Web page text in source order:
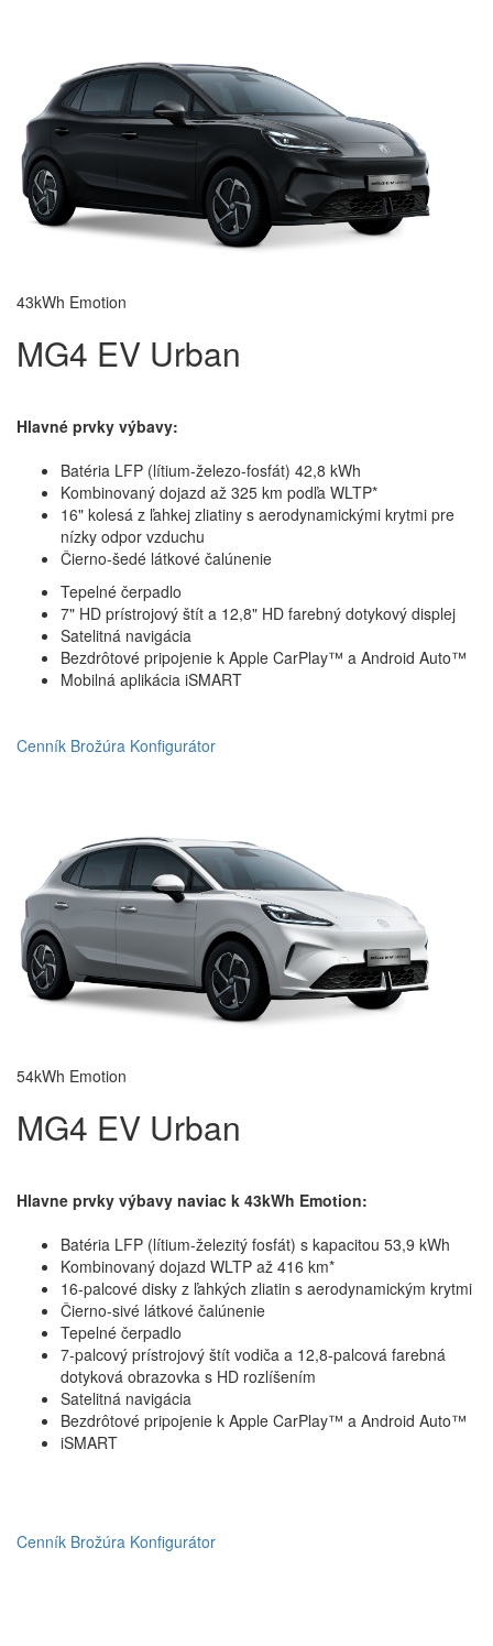
43kWh Emotion
MG4 EV Urban
Hlavné prvky výbavy:
Batéria LFP (lítium-železo-fosfát) 42,8 kWh
Kombinovaný dojazd až 325 km podľa WLTP*
16" kolesá z ľahkej zliatiny s aerodynamickými krytmi pre
nízky odpor vzduchu
Čierno-šedé látkové čalúnenie
Tepelné čerpadlo
7" HD prístrojový štít a 12,8" HD farebný dotykový displej
Satelitná navigácia
Bezdrôtové pripojenie k Apple CarPlay™ a Android Auto™
Mobilná aplikácia iSMART
Cenník Brožúra Konfigurátor
54kWh Emotion
MG4 EV Urban
Hlavne prvky výbavy naviac k 43kWh Emotion:
Batéria LFP (lítium-železitý fosfát) s kapacitou 53,9 kWh
Kombinovaný dojazd WLTP až 416 km*
16-palcové disky z ľahkých zliatin s aerodynamickým krytmi
Čierno-sivé látkové čalúnenie
Tepelné čerpadlo
7-palcový prístrojový štít vodiča a 12,8-palcová farebná
dotyková obrazovka s HD rozlíšením
Satelitná navigácia
Bezdrôtové pripojenie k Apple CarPlay™ a Android Auto™
iSMART
Cenník Brožúra Konfigurátor